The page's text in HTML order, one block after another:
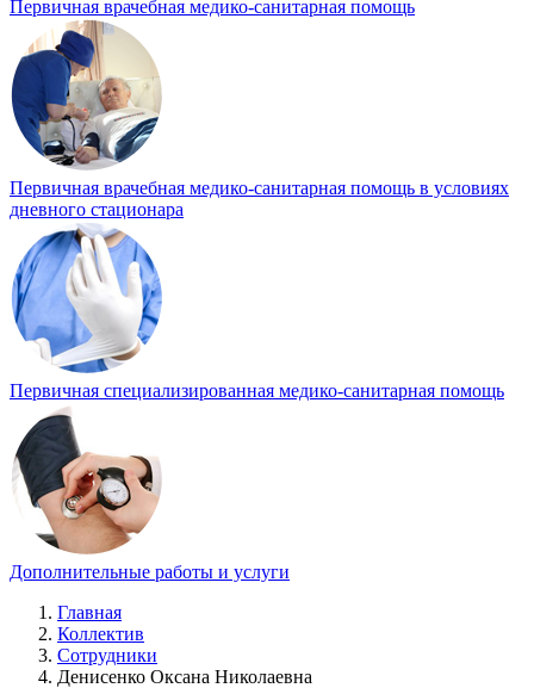
Первичная врачебная медико-санитарная помощь
Первичная врачебная медико-санитарная помощь в условиях
дневного стационара
Первичная специализированная медико-санитарная помощь
Дополнительные работы и услуги
Главная
Коллектив
Сотрудники
Денисенко Оксана Николаевна